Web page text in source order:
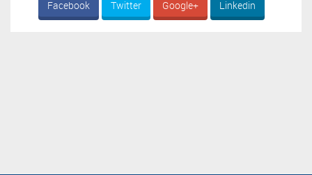
Facebook Twitter Google+ Linkedin